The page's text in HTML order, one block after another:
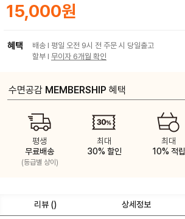
15,000원
혜택
배송 I 평일 오전 9시 전 주문 시 당일출고
할부 I 무이자 6개월 확인
수면공감 MEMBERSHIP 혜택
평생
무료배송
(등급별 상이)
최대
30% 할인
최대
10% 적립
리뷰 () 상세정보